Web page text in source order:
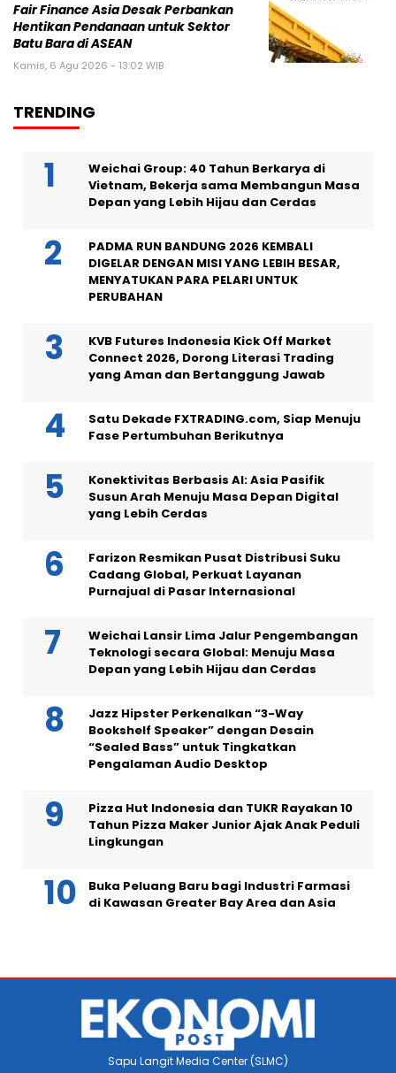
Fair Finance Asia Desak Perbankan
Hentikan Pendanaan untuk Sektor
Batu Bara di ASEAN
Kamis, 6 Agu 2026 - 13:02 WIB
TRENDING
Weichai Group: 40 Tahun Berkarya di
Vietnam, Bekerja sama Membangun Masa
Depan yang Lebih Hijau dan Cerdas
PADMA RUN BANDUNG 2026 KEMBALI
DIGELAR DENGAN MISI YANG LEBIH BESAR,
MENYATUKAN PARA PELARI UNTUK
PERUBAHAN
KVB Futures Indonesia Kick Off Market
Connect 2026, Dorong Literasi Trading
yang Aman dan Bertanggung Jawab
Satu Dekade FXTRADING.com, Siap Menuju
Fase Pertumbuhan Berikutnya
Konektivitas Berbasis AI: Asia Pasifik
Susun Arah Menuju Masa Depan Digital
yang Lebih Cerdas
Farizon Resmikan Pusat Distribusi Suku
Cadang Global, Perkuat Layanan
Purnajual di Pasar Internasional
Weichai Lansir Lima Jalur Pengembangan
Teknologi secara Global: Menuju Masa
Depan yang Lebih Hijau dan Cerdas
Jazz Hipster Perkenalkan “3-Way
Bookshelf Speaker” dengan Desain
“Sealed Bass” untuk Tingkatkan
Pengalaman Audio Desktop
Pizza Hut Indonesia dan TUKR Rayakan 10
Tahun Pizza Maker Junior Ajak Anak Peduli
Lingkungan
Buka Peluang Baru bagi Industri Farmasi
di Kawasan Greater Bay Area dan Asia
Sapu Langit Media Center (SLMC)